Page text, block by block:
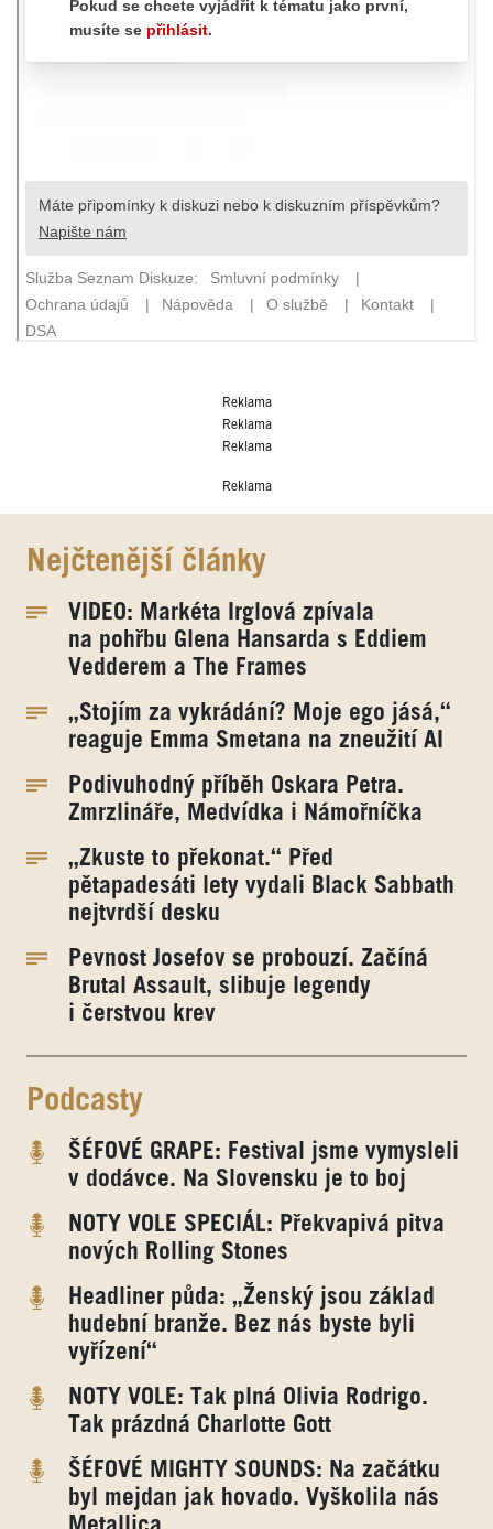
Reklama
Reklama
Reklama
Reklama
Nejčtenější články
VIDEO: Markéta Irglová zpívala
na pohřbu Glena Hansarda s Eddiem
Vedderem a The Frames
„Stojím za vykrádání? Moje ego jásá,“
reaguje Emma Smetana na zneužití AI
Podivuhodný příběh Oskara Petra.
Zmrzlináře, Medvídka i Námořníčka
„Zkuste to překonat.“ Před
pětapadesáti lety vydali Black Sabbath
nejtvrdší desku
Pevnost Josefov se probouzí. Začíná
Brutal Assault, slibuje legendy
i čerstvou krev
Podcasty
ŠÉFOVÉ GRAPE: Festival jsme vymysleli
v dodávce. Na Slovensku je to boj
NOTY VOLE SPECIÁL: Překvapivá pitva
nových Rolling Stones
Headliner půda: „Ženský jsou základ
hudební branže. Bez nás byste byli
vyřízení“
NOTY VOLE: Tak plná Olivia Rodrigo.
Tak prázdná Charlotte Gott
ŠÉFOVÉ MIGHTY SOUNDS: Na začátku
byl mejdan jak hovado. Vyškolila nás